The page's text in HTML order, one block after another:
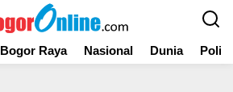
Bogor Raya Nasional Dunia